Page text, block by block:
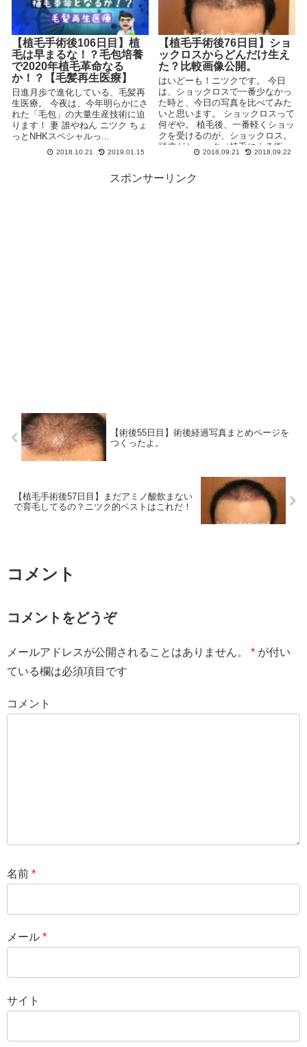
【植毛手術後106日目】植
毛は早まるな！？毛包培養
で2020年植毛革命なる
か！？【毛髪再生医療】
日進月歩で進化している、毛髪再
生医療。 今夜は、今年明らかにさ
れた「毛包」の大量生産技術に迫
ります！ 妻 誰やねん ニツク ちょ
っとNHKスペシャルっ...
2018.10.21 2019.01.15
【植毛手術後76日目】ショ
ックロスからどんだけ生え
た？比較画像公開。
はいどーも！ニツクです。 今日
は、ショックロスで一番少なかっ
た時と、今日の写真を比べてみた
いと思います。 ショックロスって
何ぞや。 植毛後、一番軽くショッ
クを受けるのが、ショックロス。
頭皮がショック（植毛による衝
撃）を受け...
2018.09.21 2018.09.22
スポンサーリンク
【術後55日目】術後経過写真まとめページを
つくったよ。
【植毛手術後57日目】まだアミノ酸飲まない
で育毛してるの？ニツク的ベストはこれだ！
コメント
コメントをどうぞ
メールアドレスが公開されることはありません。 * が付い
ている欄は必須項目です
コメント
名前 *
メール *
サイト